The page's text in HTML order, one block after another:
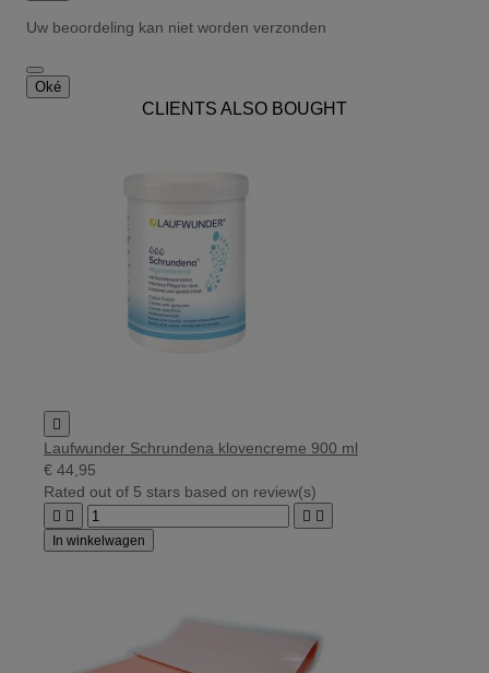
Uw beoordeling kan niet worden verzonden
Oké
CLIENTS ALSO BOUGHT

Laufwunder Schrundena klovencreme 900 ml
€ 44,95
Rated out of 5 stars based on review(s)
   
In winkelwagen